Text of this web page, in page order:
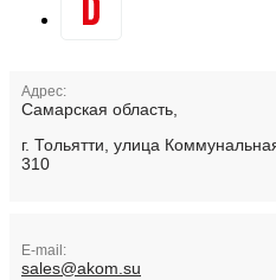
Адрес:
Самарская область,
г. Тольятти, улица
310
E-mail:
sales@akom.su